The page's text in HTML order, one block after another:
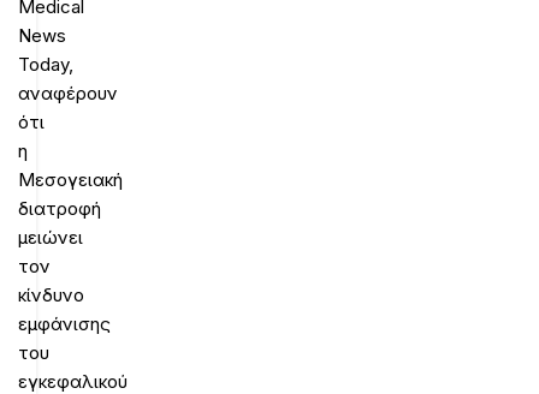
Medical
News
Today,
αναφέρουν
ότι
η
Μεσογειακή
διατροφή
μειώνει
τον
κίνδυνο
εμφάνισης
του
εγκεφαλικού